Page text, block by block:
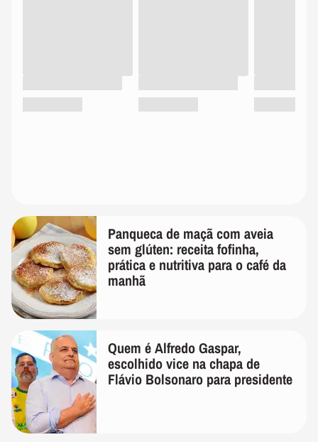
Panqueca de maçã com aveia
sem glúten: receita fofinha,
prática e nutritiva para o café da
manhã
Quem é Alfredo Gaspar,
escolhido vice na chapa de
Flávio Bolsonaro para presidente